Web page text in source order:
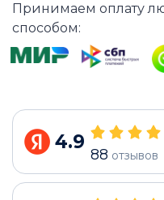
Принимаем оплату
способом:
4.9
88 отзывов